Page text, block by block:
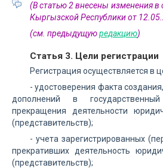
(В статью 2 внесены изменения в
Кыргызской Республики от
(см. предыдущуюредакцию)
Статья 3. Цели регистрации
Регистрация осуществляется в
- удостоверения факта
дополнений в
прекращения деятельности
(представительств);
- учета зарегистрированных
прекративших деятельность
(представительств);